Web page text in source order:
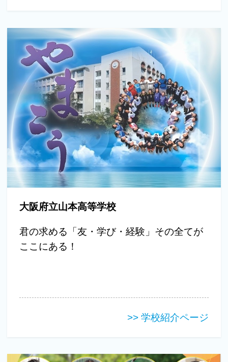
大阪府立山本高等学校
君の求める「友・学び・経験」その全てが
ここにある！
>> 学校紹介ページ